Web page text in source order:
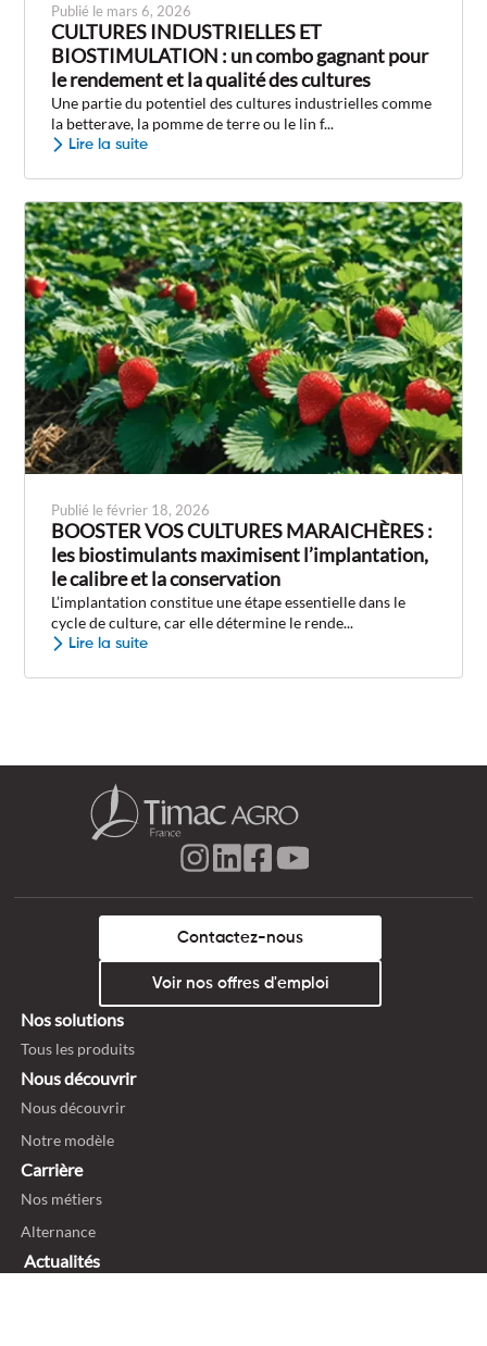
Publié le mars 6, 2026
CULTURES INDUSTRIELLES ET
BIOSTIMULATION : un combo gagnant pour
le rendement et la qualité des cultures
Une partie du potentiel des cultures industrielles comme
la betterave, la pomme de terre ou le lin f...
Lire la suite
Publié le février 18, 2026
BOOSTER VOS CULTURES MARAICHÈRES :
les biostimulants maximisent l’implantation,
le calibre et la conservation
L’implantation constitue une étape essentielle dans le
cycle de culture, car elle détermine le rende...
Lire la suite
Nos solutions
Tous les produits
Nous découvrir
Nous découvrir
Notre modèle
Carrière
Nos métiers
Alternance
Actualités
Contactez-nous
Voir nos offres d'emploi